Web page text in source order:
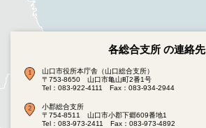
各総合支所 の連絡先
山口市役所本庁舎（山口総合支所）
〒753-8650 山口市亀山町2番1号
Tel：083-922-4111
Fax：083-934-2944
小郡総合支所
〒754-8511 山口市小郡下郷609番地1
Tel：083-973-2411
Fax：083-973-4892